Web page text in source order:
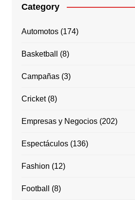
Category
Automotos(174)
Basketball (8)
Campañas(3)
Cricket(8)
Empresas y Negocios(202)
Espectáculos(136)
Fashion (12)
Football (8)